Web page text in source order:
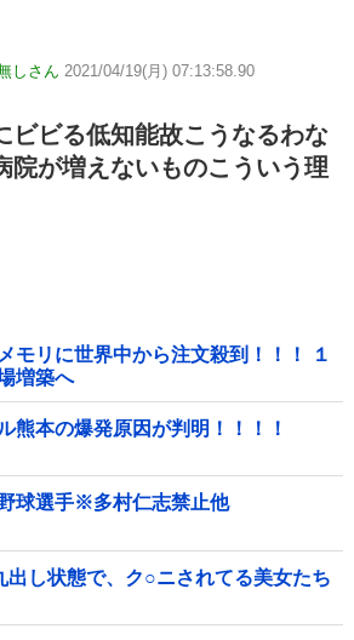
しさん 2021/04/19(月) 07:13:58.90
ビビる低知能故こうなるわな
院が増えないものこういう理
モリに世界中から注文殺到！！！ １
増築へ
熊本の爆発原因が判明！！！！
球選手※多村仁志禁止他
出し状態で、ク○ニされてる美女たち